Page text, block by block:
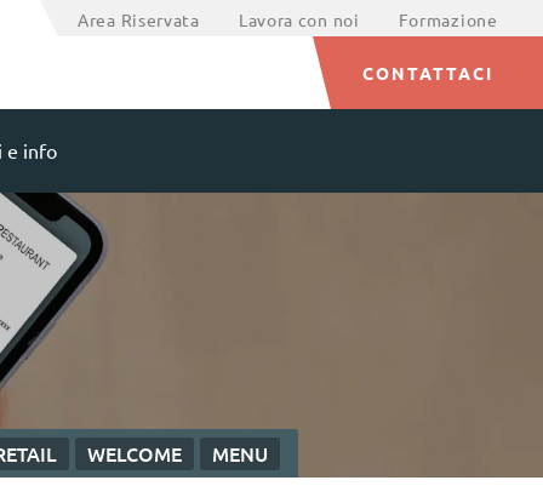
Area Riservata Lavora con noi Formazione
CONTATTACI
e info
WELCOME MENU